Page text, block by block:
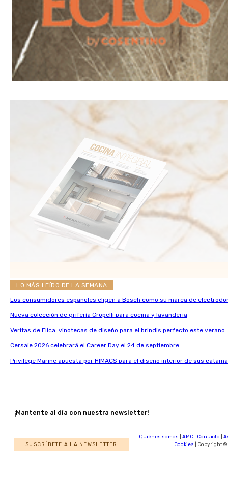
LO MÁS LEÍDO DE LA SEMANA
Los consumidores españoles eligen a Bosch como su marca de
Nueva colección de grifería Cropelli para cocina y lavandería
Veritas de Elica: vinotecas de diseño para el brindis perfecto este verano
Cersaie 2026 celebrará el Career Day el 24 de septiembre
Privilège Marine apuesta por HIMACS para el diseño interior de sus
¡Mantente al día con nuestra newsletter!
SUSCRÍBETE A LA NEWSLETTER
Quiénes somos AMC| Contacto
Cookies | Copyright